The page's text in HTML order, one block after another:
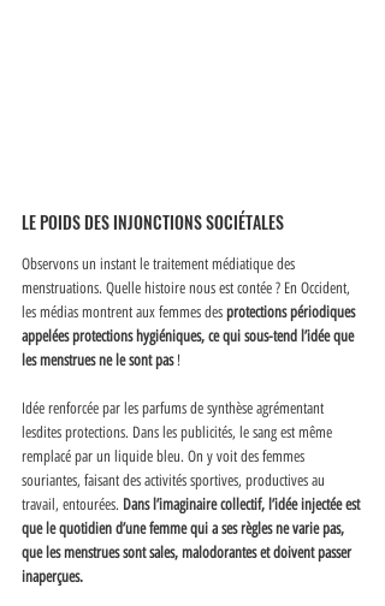
LE POIDS DES INJONCTIONS SOCIÉTALES
Observons un instant le traitement médiatique des
menstruations. Quelle histoire nous est contée ? En Occident,
les médias montrent aux femmes des protections périodiques
appelées protections hygiéniques, ce qui sous-tend l’idée que
les menstrues ne le sont pas !
Idée renforcée par les parfums de synthèse agrémentant
lesdites protections. Dans les publicités, le sang est même
remplacé par un liquide bleu. On y voit des femmes
souriantes, faisant des activités sportives, productives au
travail, entourées. Dans l’imaginaire collectif, l’idée injectée est
que le quotidien d’une femme qui a ses règles ne varie pas,
que les menstrues sont sales, malodorantes et doivent passer
inaperçues.